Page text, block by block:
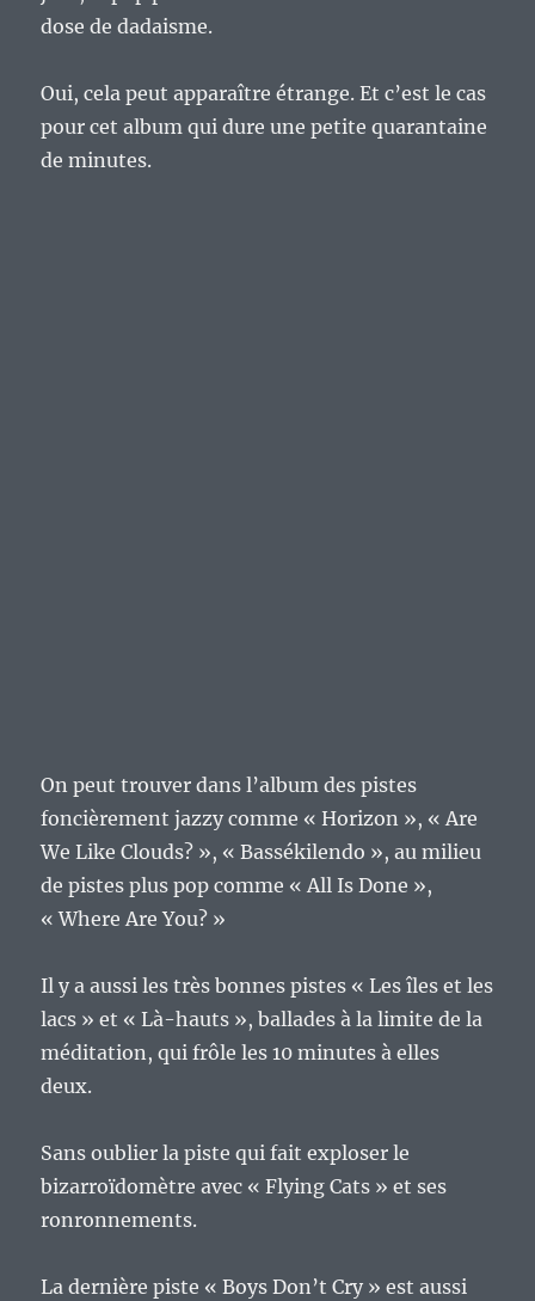
dose de dadaisme.
Oui, cela peut apparaître étrange. Et c’est le cas
pour cet album qui dure une petite quarantaine
de minutes.
On peut trouver dans l’album des pistes
foncièrement jazzy comme « Horizon », « Are
We Like Clouds? », « Bassékilendo », au milieu
de pistes plus pop comme « All Is Done »,
« Where Are You? »
Il y a aussi les très bonnes pistes « Les îles et les
lacs » et « Là-hauts », ballades à la limite de la
méditation, qui frôle les 10 minutes à elles
deux.
Sans oublier la piste qui fait exploser le
bizarroïdomètre avec « Flying Cats » et ses
ronronnements.
La dernière piste « Boys Don’t Cry » est aussi